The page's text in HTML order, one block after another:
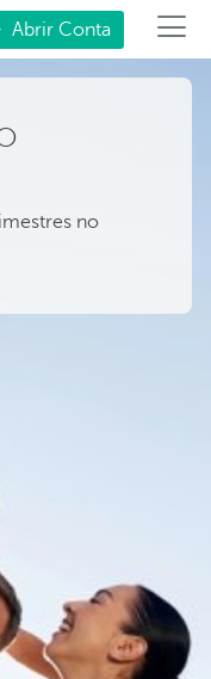
Abrir Conta
no